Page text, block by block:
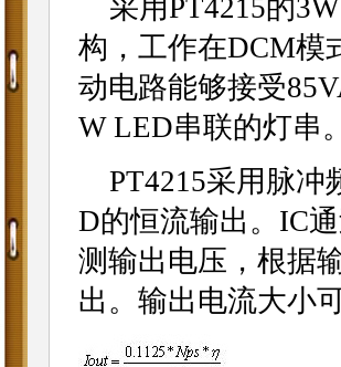
采用PT4215的
构，工作在DCM模
动电路能够接受
W LED串联的灯串。
PT4215采用脉冲
D的恒流输出。IC
测输出电压，根据
出。输出电流大小